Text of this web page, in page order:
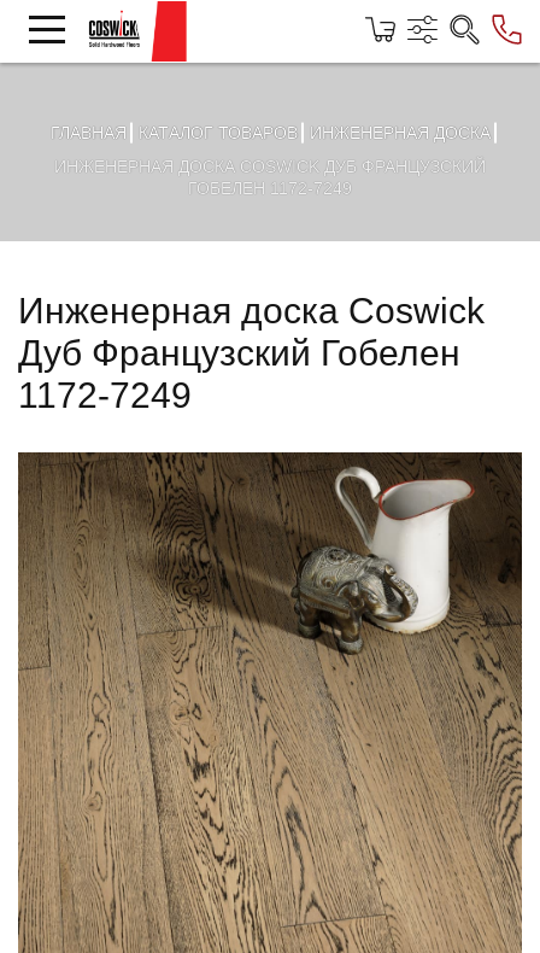
ГЛАВНАЯ КАТАЛОГ ТОВАРОВ
ИНЖЕНЕРНАЯ ДОСКА
ИНЖЕНЕРНАЯ ДОСКА COSWICK ДУБ ФРАНЦУЗСКИЙ
ГОБЕЛЕН 1172-7249
Инженерная доска Coswick
Дуб Французский Гобелен
1172-7249